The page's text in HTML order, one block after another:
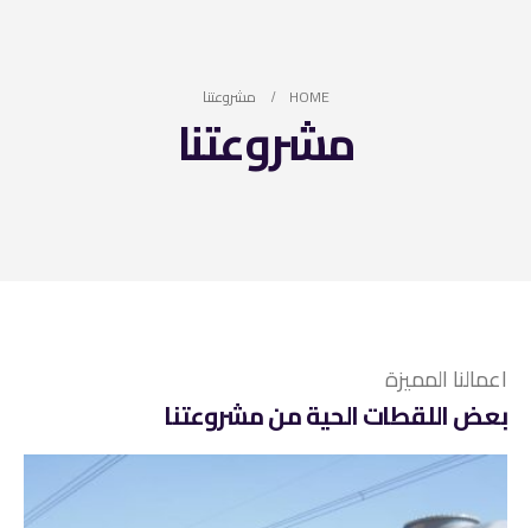
HOME مشروعتنا
مشروعتنا
اعمالنا المميزة
بعض اللقطات الحية من مشروعتنا